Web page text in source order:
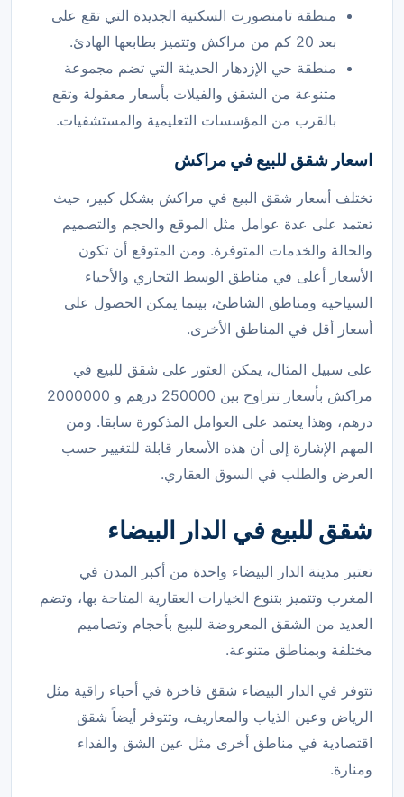
منطقة تامنصورت السكنية الجديدة التي تقع على
بعد 20 كم من مراكش وتتميز بطابعها الهادئ.
منطقة حي الإزدهار الحديثة التي تضم مجموعة
متنوعة من الشقق والفيلات بأسعار معقولة وتقع
بالقرب من المؤسسات التعليمية والمستشفيات.
اسعار شقق للبيع في مراكش
تختلف أسعار شقق البيع في مراكش بشكل كبير، حيث
تعتمد على عدة عوامل مثل الموقع والحجم والتصميم
والحالة والخدمات المتوفرة. ومن المتوقع أن تكون
الأسعار أعلى في مناطق الوسط التجاري والأحياء
السياحية ومناطق الشاطئ، بينما يمكن الحصول على
أسعار أقل في المناطق الأخرى.
على سبيل المثال، يمكن العثور على شقق للبيع في
مراكش بأسعار تتراوح بين 250000 درهم و 2000000
درهم، وهذا يعتمد على العوامل المذكورة سابقا. ومن
المهم الإشارة إلى أن هذه الأسعار قابلة للتغيير حسب
العرض والطلب في السوق العقاري.
شقق للبيع في الدار البيضاء
تعتبر مدينة الدار البيضاء واحدة من أكبر المدن في
المغرب وتتميز بتنوع الخيارات العقارية المتاحة بها، وتضم
العديد من الشقق المعروضة للبيع بأحجام وتصاميم
مختلفة وبمناطق متنوعة.
تتوفر في الدار البيضاء شقق فاخرة في أحياء راقية مثل
الرياض وعين الذياب والمعاريف، وتتوفر أيضاً شقق
اقتصادية في مناطق أخرى مثل عين الشق والفداء
ومنارة.